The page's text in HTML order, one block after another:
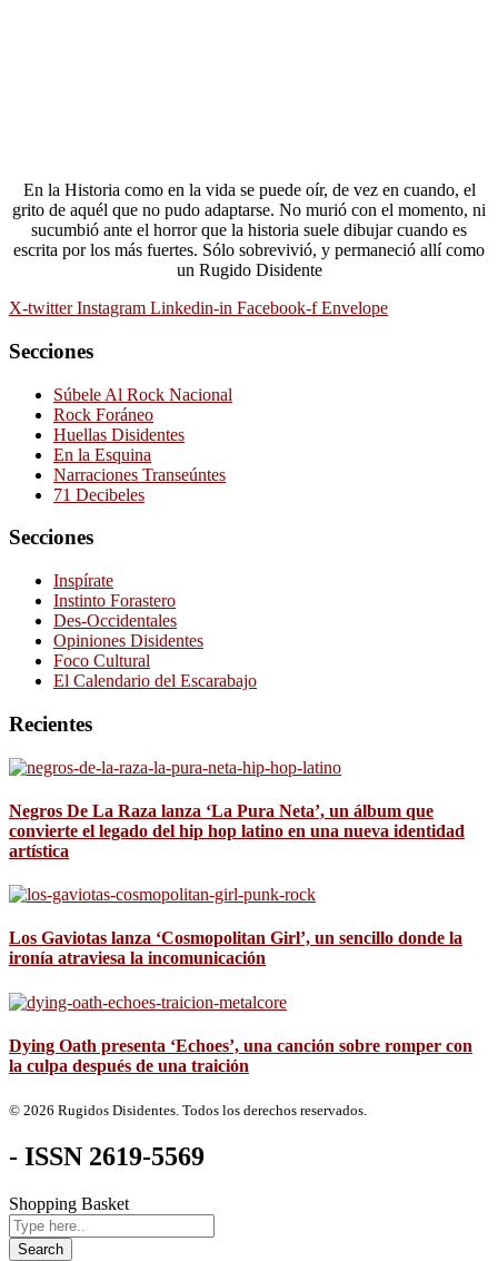
En la Historia como en la vida se puede oír, de vez en cuando, el
grito de aquél que no pudo adaptarse. No murió con el momento, ni
sucumbió ante el horror que la historia suele dibujar cuando es
escrita por los más fuertes. Sólo sobrevivió, y permaneció allí como
un Rugido Disidente
X-twitter Instagram Linkedin-in Facebook-f Envelope
Secciones
Súbele Al Rock Nacional
Rock Foráneo
Huellas Disidentes
En la Esquina
Narraciones Transeúntes
71 Decibeles
Secciones
Inspírate
Instinto Forastero
Des-Occidentales
Opiniones Disidentes
Foco Cultural
El Calendario del Escarabajo
Recientes
Negros De La Raza lanza ‘La Pura Neta’, un álbum que
convierte el legado del hip hop latino en una nueva identidad
artística
Los Gaviotas lanza ‘Cosmopolitan Girl’, un sencillo donde la
ironía atraviesa la incomunicación
Dying Oath presenta ‘Echoes’, una canción sobre romper con
la culpa después de una traición
© 2026 Rugidos Disidentes. Todos los derechos reservados.
- ISSN 2619-5569
Shopping Basket